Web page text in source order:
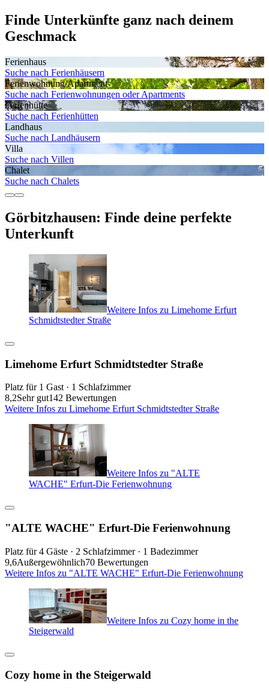
Finde Unterkünfte ganz nach deinem
Geschmack
Ferienhaus
Suche nach Ferienhäusern
Ferienwohnung/Apartment
Suche nach Ferienwohnungen oder Apartments
Ferienhütte
Suche nach Ferienhütten
Landhaus
Suche nach Landhäusern
Villa
Suche nach Villen
Chalet
Suche nach Chalets
Görbitzhausen: Finde deine perfekte
Unterkunft
Weitere Infos zu Limehome Erfurt
Schmidtstedter Straße
Limehome Erfurt Schmidtstedter Straße
Platz für 1 Gast · 1 Schlafzimmer
8,2Sehr gut142 Bewertungen
Weitere Infos zu Limehome Erfurt Schmidtstedter Straße
Weitere Infos zu "ALTE
WACHE" Erfurt-Die Ferienwohnung
"ALTE WACHE" Erfurt-Die Ferienwohnung
Platz für 4 Gäste · 2 Schlafzimmer · 1 Badezimmer
9,6Außergewöhnlich70 Bewertungen
Weitere Infos zu "ALTE WACHE" Erfurt-Die Ferienwohnung
Weitere Infos zu Cozy home in the
Steigerwald
Cozy home in the Steigerwald